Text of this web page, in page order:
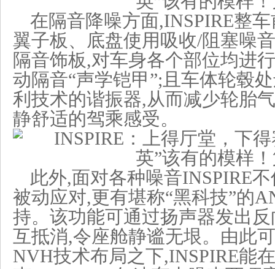
在隔音降噪方面,INSPIRE整
翼子板、底盘使用吸收/阻塞噪
隔音饰板,对车身各个部位均进
动隔音“声学铠甲”;且车体轮毂
利技术的谐振器,从而减少轮胎
静舒适的驾乘感受。
此外,面对各种噪音INSPIRE
被动应对,更有堪称“黑科技”的
持。该功能可通过扬声器发出
互抵消,令座舱静谧无垠。由此
NVH技术布局之下,INSPIRE能